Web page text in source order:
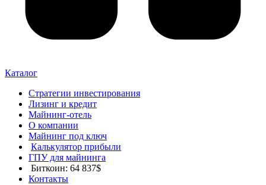
Каталог
Стратегии инвестирования
Лизинг и кредит
Майнинг-отель
О компании
Майнинг под ключ
Калькулятор прибыли
ГПУ для майнинга
Биткоин: 64 837$
Контакты